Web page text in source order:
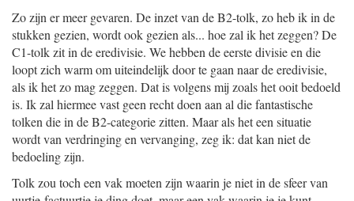
Zo zijn er meer gevaren. De inzet van de B2-tolk, zo heb ik in de
stukken gezien, wordt ook gezien als... hoe zal ik het zeggen? De
C1-tolk zit in de eredivisie. We hebben de eerste divisie en die
loopt zich warm om uiteindelijk door te gaan naar de eredivisie,
als ik het zo mag zeggen. Dat is volgens mij zoals het ooit bedoeld
is. Ik zal hiermee vast geen recht doen aan al die fantastische
tolken die in de B2-categorie zitten. Maar als het een situatie
wordt van verdringing en vervanging, zeg ik: dat kan niet de
bedoeling zijn.
Tolk zou toch een vak moeten zijn waarin je niet in de sfeer van